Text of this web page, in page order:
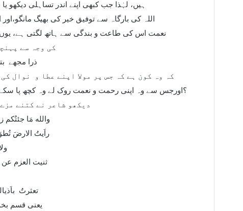
ہیں، لہٰذا جب کبھی اپنے اندر تساہلی دیکھو
اللہ کی بارگاہ سے توفیق خیر کی بھیگ
نعمت اس کی طاعت و بندگی سے ہاتھ لگتی ہے،
کی وجہ سے
ذرا مجھے
کہ وہ کون ہے کہ جس پر مولا اپنے عطا و
نوال
؟اورجس سے وہ اپنی رحمت و نعمت روک لے وہ کچھ پا
دیکھو شاعر نے کتنے
والله مَا جئتُكم
راَيتُ الارضَ
ثنيت العزم عن
تعثرتُ
یعنی قسم